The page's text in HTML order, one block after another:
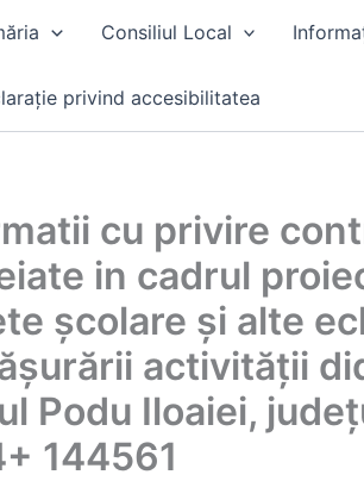
Consiliul Local
privind accesibilitatea
cu privire
in cadrul
școlare și alte
activității
Podu Iloaiei,
144561